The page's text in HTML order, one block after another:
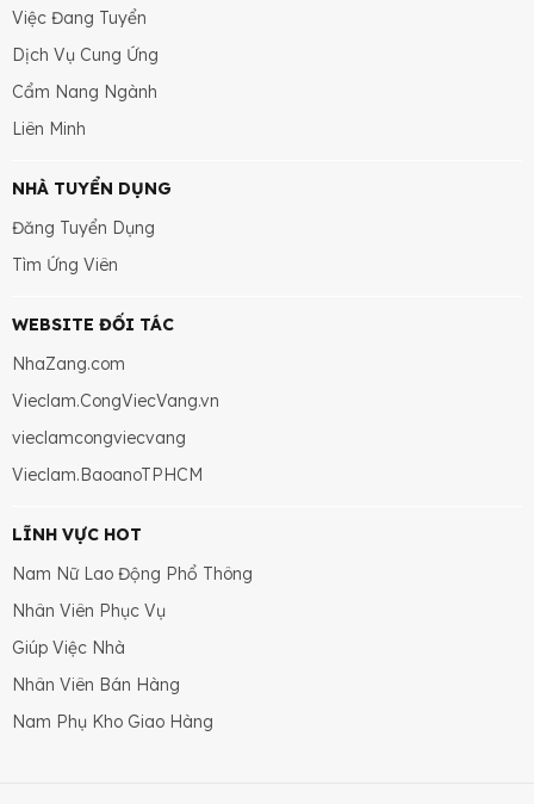
Việc Đang Tuyển
Dịch Vụ Cung Ứng
Cẩm Nang Ngành
Liên Minh
NHÀ TUYỂN DỤNG
Đăng Tuyển Dụng
Tìm Ứng Viên
WEBSITE ĐỐI TÁC
NhaZang.com
Vieclam.CongViecVang.vn
vieclamcongviecvang
Vieclam.BaoanoTPHCM
LĨNH VỰC HOT
Nam Nữ Lao Động Phổ Thông
Nhân Viên Phục Vụ
Giúp Việc Nhà
Nhân Viên Bán Hàng
Nam Phụ Kho Giao Hàng